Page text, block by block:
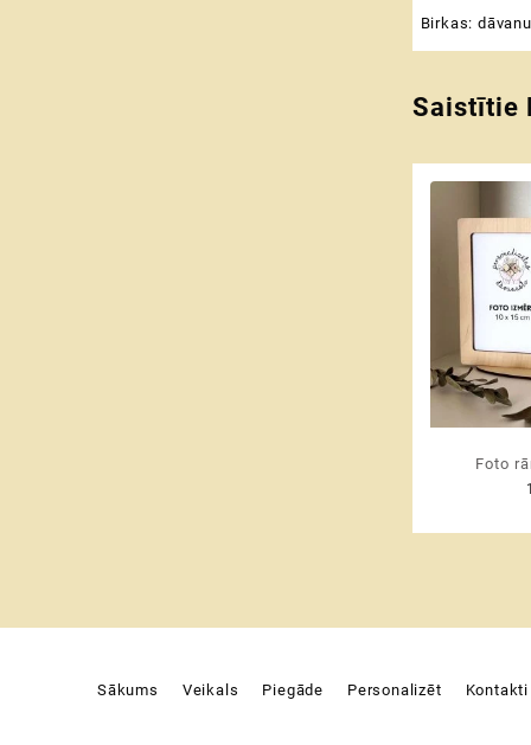
Birkas:
Saistītie
Foto
datumu,
Sākums Veikals Piegāde Personalizēt Kontakti